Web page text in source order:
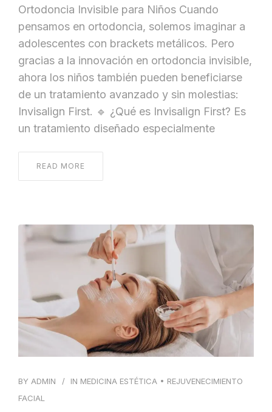
Ortodoncia Invisible para Niños Cuando
pensamos en ortodoncia, solemos imaginar a
adolescentes con brackets metálicos. Pero
gracias a la innovación en ortodoncia invisible,
ahora los niños también pueden beneficiarse
de un tratamiento avanzado y sin molestias:
Invisalign First. 🔹 ¿Qué es Invisalign First? Es
un tratamiento diseñado especialmente
READ MORE
BY ADMIN IN MEDICINA ESTÉTICA • REJUVENECIMIENTO
FACIAL